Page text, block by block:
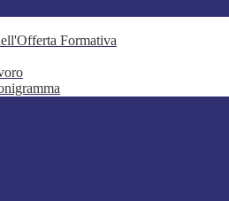
Formativa